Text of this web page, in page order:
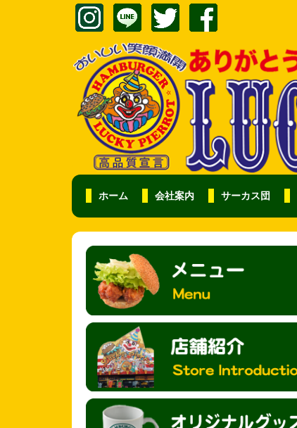
ホーム 会社案内 サーカス団